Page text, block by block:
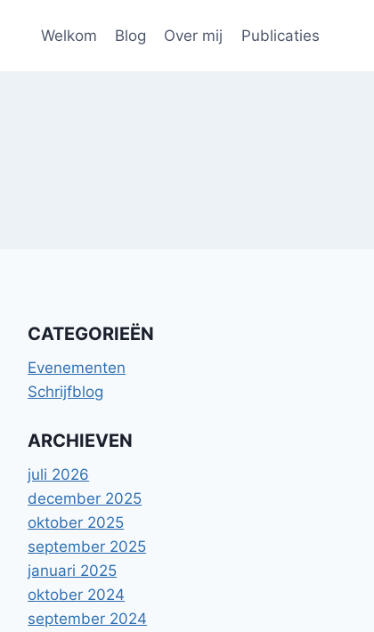
Welkom Blog Over mij Publicaties
CATEGORIEËN
Evenementen
Schrijfblog
ARCHIEVEN
juli 2026
december 2025
oktober 2025
september 2025
januari 2025
oktober 2024
september 2024